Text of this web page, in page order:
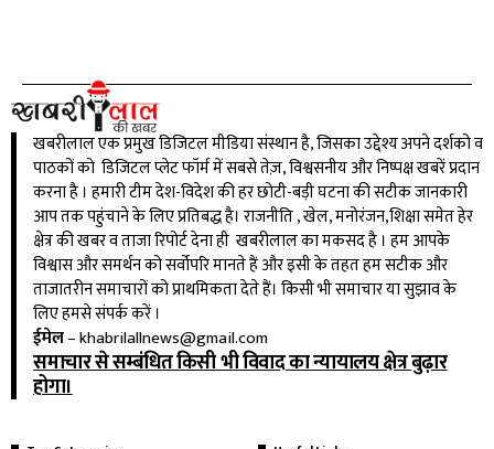
खबरीलाल एक प्रमुख डिजिटल मीडिया संस्थान है, जिसका उद्देश्य अपने दर्शको व
पाठकों को डिजिटल प्लेट फॉर्म में सबसे तेज़, विश्वसनीय और निष्पक्ष खबरें प्रदान
करना है । हमारी टीम देश-विदेश की हर छोटी-बड़ी घटना की सटीक जानकारी
आप तक पहुंचाने के लिए प्रतिबद्ध है। राजनीति , खेल, मनोरंजन,शिक्षा समेत हेर
क्षेत्र की खबर व ताजा रिपोर्ट देना ही खबरीलाल का मकसद है । हम आपके
विश्वास और समर्थन को सर्वोपरि मानते हैं और इसी के तहत हम सटीक और
ताजातरीन समाचारों को प्राथमिकता देते हैं। किसी भी समाचार या सुझाव के
लिए हमसे संपर्क करें ।
ईमेल–khabrilallnews@gmail.com
समाचार से सम्बंधित किसी भी विवाद का न्यायालय क्षेत्र बुढ़ार
होगा।